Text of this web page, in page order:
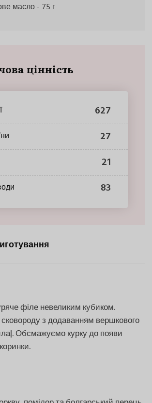
масло- 75 г
цінність
627
27
21
83
філе невеликим кубиком.
сковороду з додаванням вершкового
Обсмажуємо курку до появи